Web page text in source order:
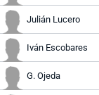
Julián Lucero
Iván Escobares
G. Ojeda